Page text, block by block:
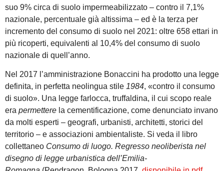
suo 9% circa di suolo impermeabilizzato – contro il 7,1%
nazionale, percentuale già altissima – ed è la terza per
incremento del consumo di suolo nel 2021: oltre 658 ettari in
più ricoperti, equivalenti al 10,4% del consumo di suolo
nazionale di quell’anno.
Nel 2017 l’amministrazione Bonaccini ha prodotto una legge
definita, in perfetta neolingua stile 1984, «contro il consumo
di suolo». Una legge farlocca, truffaldina, il cui scopo reale
era permettere la cementificazione, come denunciato invano
da molti esperti – geografi, urbanisti, architetti, storici del
territorio – e associazioni ambientaliste. Si veda il libro
collettaneo Consumo di luogo. Regresso neoliberista nel
disegno di legge urbanistica dell’Emilia-